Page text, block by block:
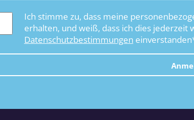
Ich stimme zu, dass meine
erhalten, und weiß, dass ich dies jederzeit
Datenschutzbestimmungen